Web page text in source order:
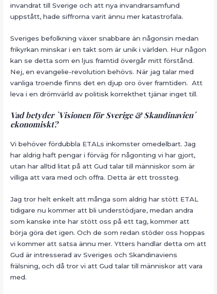
invandrat till Sverige och att nya invandrarsamfund
uppstått, hade siffrorna varit ännu mer katastrofala.
Sveriges befolkning växer snabbare än någonsin medan
frikyrkan minskar i en takt som är unik i världen. Hur någon
kan se detta som en ljus framtid övergår mitt förstånd.
Nej, en evangelie-revolution behövs. När jag talar med
vanliga troende finns det en djup oro över framtiden. Att
leva i en drömvärld av politisk korrekthet tjänar inget till.
Vad betyder `Visionen för Sverige & Skandinavien´
ekonomiskt?
Vi behöver fördubbla ETALs inkomster omedelbart. Jag
har aldrig haft pengar i förväg för någonting vi har gjort,
utan har alltid litat på att Gud talar till människor som är
villiga att vara med och offra. Detta är ett trossteg.
Jag tror helt enkelt att många som aldrig har stött ETAL
tidigare nu kommer att bli understödjare, medan andra
som kanske inte har stött oss på ett tag, kommer att
börja göra det igen. Och de som redan stöder oss hoppas
vi kommer att satsa ännu mer. Ytters handlar detta om att
Gud är intresserad av Sveriges och Skandinaviens
frälsning, och då tror vi att Gud talar till människor att vara
med.